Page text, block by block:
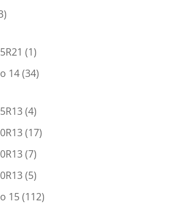
(1)
14(34)
(4)
(17)
(7)
(5)
15(112)